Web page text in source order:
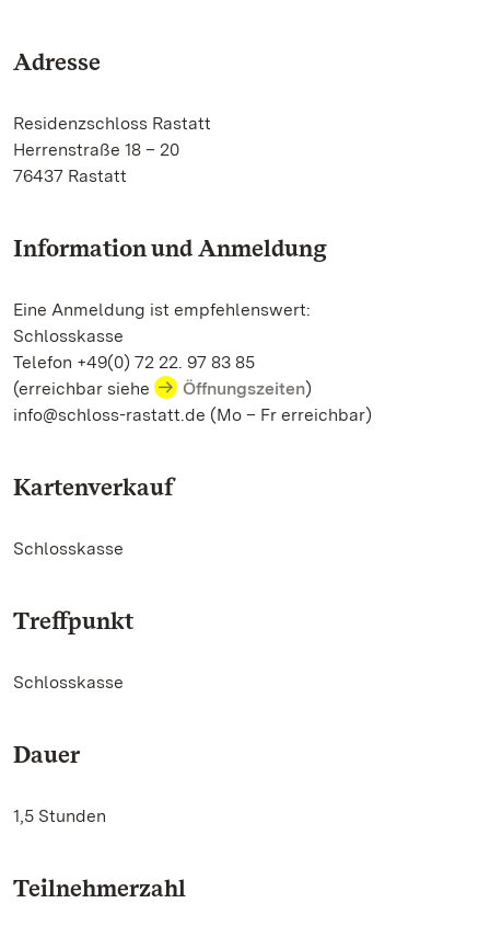
Adresse
Residenzschloss Rastatt
Herrenstraße 18 – 20
76437 Rastatt
Information und Anmeldung
Eine Anmeldung ist empfehlenswert:
Schlosskasse
Telefon +49(0) 72 22. 97 83 85
(erreichbar siehe
Öffnungszeiten)
info@schloss-rastatt.de (Mo – Fr erreichbar)
Kartenverkauf
Schlosskasse
Treffpunkt
Schlosskasse
Dauer
1,5 Stunden
Teilnehmerzahl